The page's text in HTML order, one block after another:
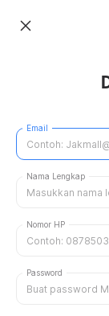
close
Email
Nama Lengkap
Nomor HP
Password